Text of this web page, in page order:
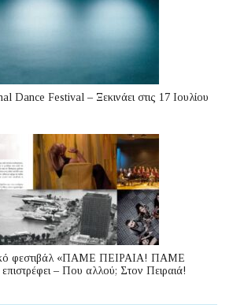
Dance Festival – Ξεκινάει στις 17 Ιουλίου
φεστιβάλ «ΠΑΜΕ ΠΕΙΡΑΙΑ! ΠΑΜΕ
– Που αλλού; Στον Πειραιά!